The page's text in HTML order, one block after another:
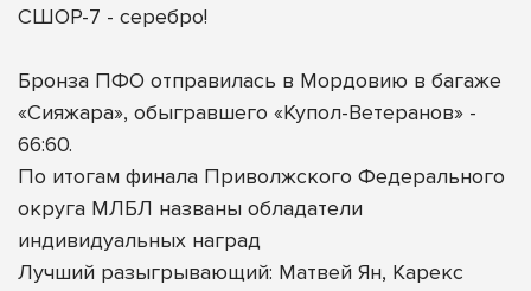
СШОР-7 - серебро!
Бронза ПФО отправилась в Мордовию в багаже
«Сияжара», обыгравшего «Купол-Ветеранов» -
66:60.
По итогам финала Приволжского Федерального
округа МЛБЛ названы обладатели
индивидуальных наград
Лучший разыгрывающий: Матвей Ян, Карекс